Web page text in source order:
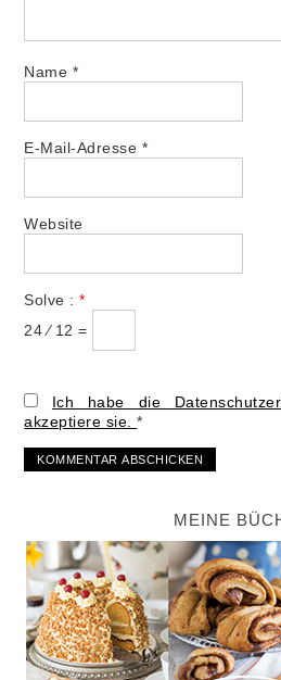
Name *
E-Mail-Adresse *
Website
Solve :*
24 ⁄ 12 =
Ich habe die
akzeptiere sie.*
MEINE